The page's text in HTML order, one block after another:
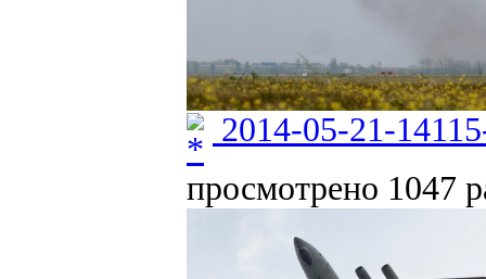
2014-05-21-
просмотрено 1047